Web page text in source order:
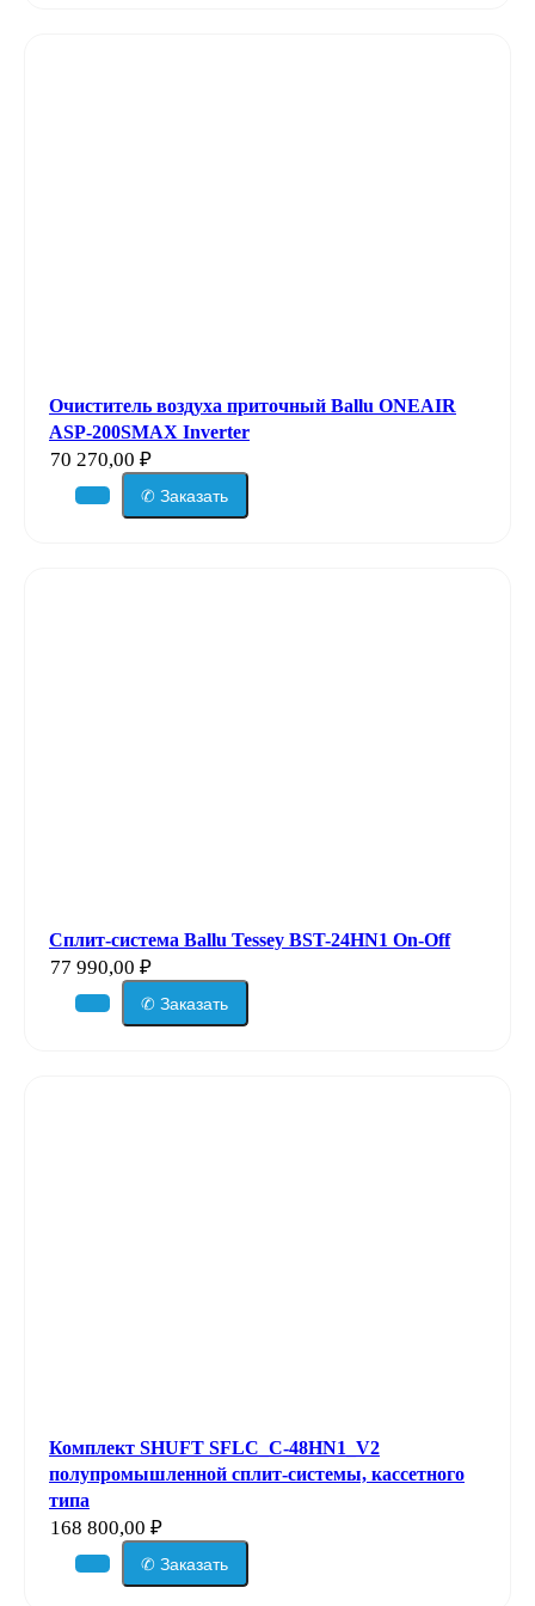
Очиститель воздуха приточный Ballu ONEAIR
ASP-200SMAX Inverter
70 270,00 ₽
✆ Заказать
Сплит-система Ballu Tessey BST-24HN1 On-Off
77 990,00 ₽
✆ Заказать
Комплект SHUFT SFLC_C-48HN1_V2
полупромышленной сплит-системы, кассетного
типа
168 800,00 ₽
✆ Заказать